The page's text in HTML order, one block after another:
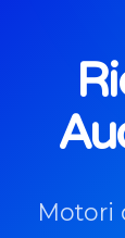
Motori